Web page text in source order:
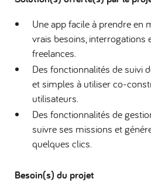
Une app facile à prendre en
vrais besoins, interrogations
freelances.
Des fonctionnalités de suivi
et simples à utiliser co-
utilisateurs.
Des fonctionnalités de
suivre ses missions et
quelques clics.
Besoin(s) du projet